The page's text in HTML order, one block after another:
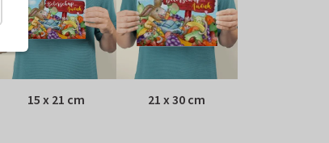
15 x 21 cm 21 x 30 cm